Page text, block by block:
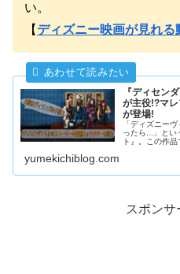
い。
【 ディズニー映画が見れ
『ディセン
が主役!?マ
が登場!
「ディズニー
ったら...」とい
ト』。この作
yumekichiblog.com
スポンサ